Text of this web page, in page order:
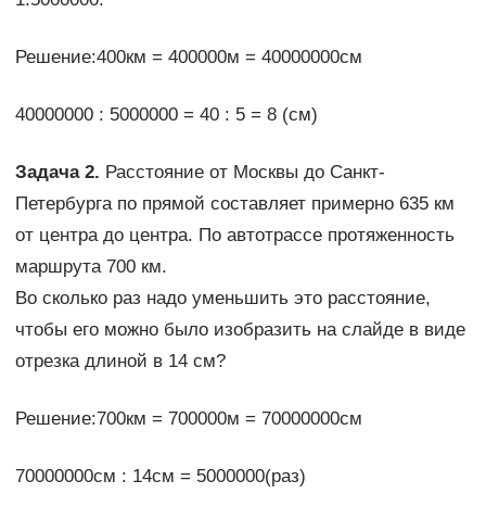
Решение:400км = 400000м = 40000000см
40000000 : 5000000 = 40 : 5 = 8 (см)
Задача 2. Расстояние от Москвы до Санкт-
Петербурга по прямой составляет примерно 635 км
от центра до центра. По автотрассе протяженность
маршрута 700 км.
Во сколько раз надо уменьшить это расстояние,
чтобы его можно было изобразить на слайде в виде
отрезка длиной в 14 см?
Решение:700км = 700000м = 70000000см
70000000см : 14см = 5000000(раз)